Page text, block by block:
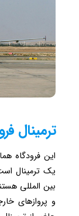
ترمینال
این فرودگاه
یک ترمینال
بین المللی
و پروازهای